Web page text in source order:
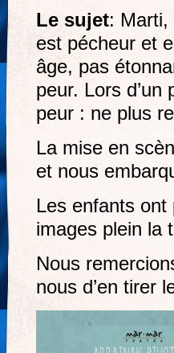
Le sujet: Marti,
est pécheur et
âge, pas
peur. Lors
peur : ne plus
La mise en
et nous
Les enfants
images plein la
Nous
nous d’en tirer